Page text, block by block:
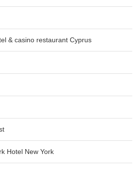
& casino restaurant Cyprus
Hotel New York